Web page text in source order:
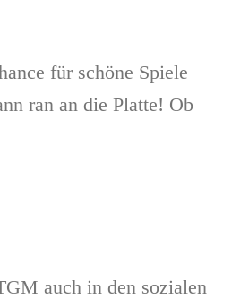
für schöne Spiele
ran an die Platte! Ob
auch in den sozialen